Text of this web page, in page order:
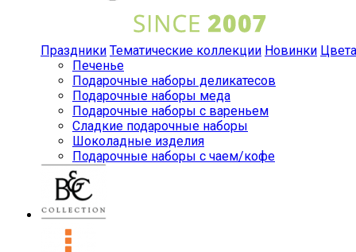
Праздники Тематические коллекции Новинки Цвета
Печенье
Подарочные наборы деликатесов
Подарочные наборы меда
Подарочные наборы с вареньем
Сладкие подарочные наборы
Шоколадные изделия
Подарочные наборы с чаем/кофе